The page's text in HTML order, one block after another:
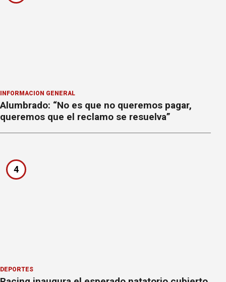
INFORMACION GENERAL
Alumbrado: “No es que no queremos pagar,
queremos que el reclamo se resuelva”
4
DEPORTES